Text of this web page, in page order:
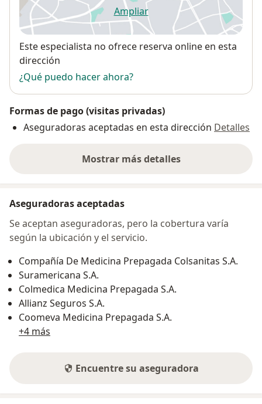
Ampliarse abre en una nueva
Disponibilidad
Este especialista no ofrece reserva online en esta
dirección
¿Qué puedo hacer ahora?
Formas de pago (visitas privadas)
Aseguradoras aceptadas en esta dirección Detalles
Mostrar más detalles
sobre la dirección
Aseguradoras aceptadas
Se aceptan aseguradoras, pero la cobertura varía
según la ubicación y el servicio.
Compañía De Medicina Prepagada Colsanitas S.A.
Suramericana S.A.
Colmedica Medicina Prepagada S.A.
Allianz Seguros S.A.
Coomeva Medicina Prepagada S.A.
+4 más
Encuentre su aseguradora